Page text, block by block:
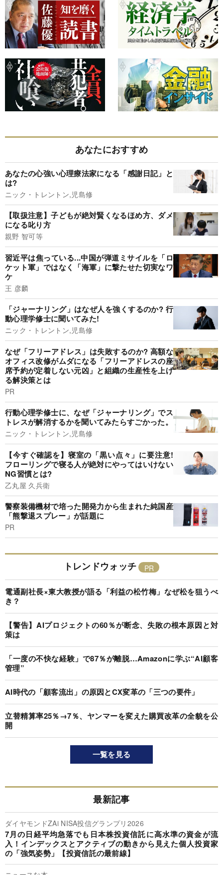
あなたにおすすめ
あなたの心強い心理療法家になる「感謝日記」と
は?
ニック・トレントン,児島修
【取扱注意】子どもが絶対賢くなるほめ方、ダメ
になる叱り方
親野 智可等
習近平は焦っている...中国が弾道ミサイルを「ロ
ケット軍」ではなく「海軍」に撃たせた切実なワ
ケ
王 彦麟
「ジャーナリング」はなぜ人を強くするのか? 行
動心理学修士に聞いてみた!
ニック・トレントン,児島修
なぜ「フリーアドレス」は失敗するのか? 高額な
オフィス改修がムダになる「フリーアドレスの座
席予約が定着しない元凶」と組織の生産性を上げ
る解決策とは
PR
行動心理学修士に、なぜ「ジャーナリング」でス
トレスが解消するかを聞いてみたらすごかった。
ニック・トレントン,児島修
【今すぐ確認を】寝室の「黒い点々」に要注意!
フローリングで寝る人が絶対にやってはいけない
NG習慣とは?
乙丸屋 久兵衛
警察装備機材で培った開発力から生まれた純国産
「熊撃退スプレー」が話題に
PR
トレンドウォッチ
電通副社長×東大教授が語る「利益の松竹梅」なぜ松を狙うべ
き？
【警告】AIプロジェクトの60％が断念、失敗の根本原因と対
策は
「一度の不快な経験」で87％が離脱…Amazonに学ぶ“AI顧客
管理”
AI時代の「顧客流出」の原因とCX変革の「三つの要件」
立替精算率25％→7％、ヤンマーを変えた購買改革の全貌を公
開
一覧を見る
最新記事
ダイヤモンドZAi NISA投信グランプリ2026
7月の日経平均急落でも日本株投資信託に高水準の資金が流
入！インデックスとアクティブの動きから見えた個人投資家
の「強気姿勢」【投資信託の最前線】